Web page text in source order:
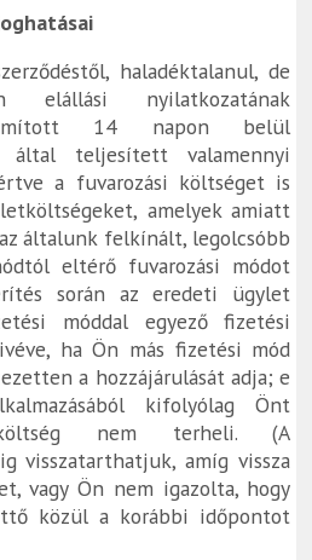
haladéktalanul, de
nyilatkozatának
14 napon belül
által teljesített valamennyi
a fuvarozási költséget is
amelyek amiatt
általunk felkínált, legolcsóbb
eltérő fuvarozási módot
során az eredeti ügylet
móddal egyező fizetési
ha Ön más fizetési mód
a hozzájárulását adja; e
kifolyólag Önt
nem terheli. (A
visszatarthatjuk, amíg vissza
vagy Ön nem igazolta, hogy
közül a korábbi időpontot